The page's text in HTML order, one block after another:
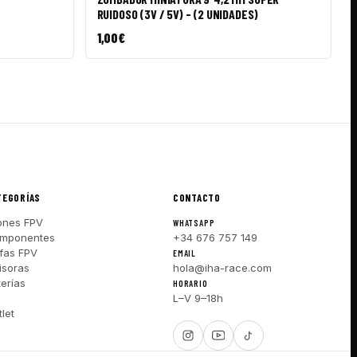
RUIDOSO (3V / 5V) - (2 UNIDADES)
1,00€
FPV
FPV
CONTACTO
WHATSAPP
+34 676 757 149
EMAIL
hola@iha-race.com
HORARIO
L–V 9–18h